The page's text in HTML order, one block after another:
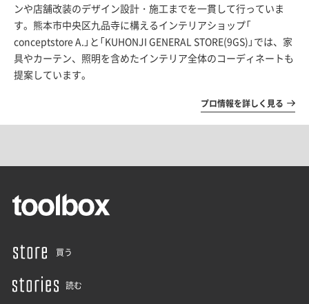
ンや店舗改装のデザイン設計・ 施工までを一貫して行っていま
す。熊本市中央区九品寺に構えるインテリアショップ「
conceptstore A.」と「KUHONJI GENERAL STORE(9GS)」では、家
具やカーテン、 照明を含めたインテリア全体のコーディネートも
提案しています。
プロ情報を詳しく見る
買う
読む